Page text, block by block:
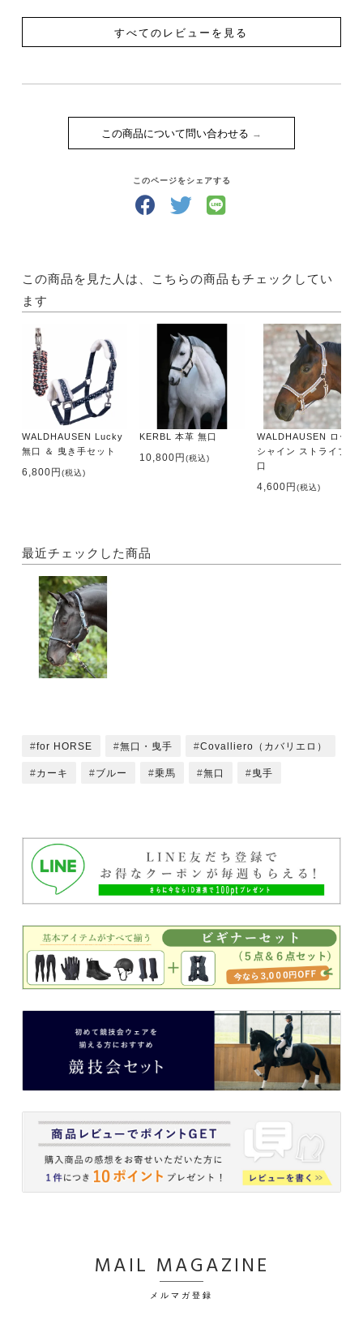
すべてのレビューを見る
この商品について問い合わせる
このページをシェアする
この商品を見た人は、こちらの商品もチェックしてい
ます
WALDHAUSEN Lucky
無口 ＆ 曳き手セット
6,800円(税込)
KERBL 本革 無口
10,800円(税込)
WALDHAUSEN ローズ
シャイン ストライプ 無
口
4,600円(税込)
最近チェックした商品
for HORSE 無口・曳手 Covalliero（カバリエロ）
カーキ ブルー 乗馬 無口 曳手
MAIL MAGAZINE
メルマガ登録